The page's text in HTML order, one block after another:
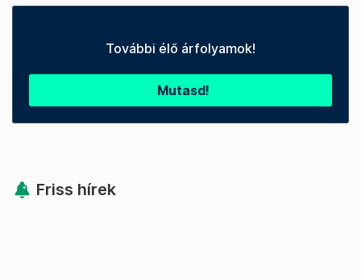
További élő árfolyamok!
Mutasd!
Friss hírek